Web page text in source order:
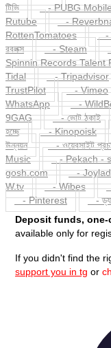
Rutube
-
RottenTomatoes
-
রবলক্স
- Steam
Spinnin Records Talent
Tidal
- Tripadvisor
TrustPilot
- Vimeo
WhatsApp
-
9GAG
- ভোট ঠকাই
হচ্ছে
- Kinopoisk
উন্নয়ন
- ওয়েবসাইট
Music
- Pekach -
gosh.com
-
W.tv
- Wibes
- Pinterest
-
Deposit funds, one-
available only for
support you in tgor